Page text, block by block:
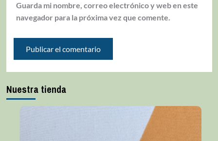
Guarda mi nombre, correo electrónico y web en este
navegador para la próxima vez que comente.
Nuestra tienda